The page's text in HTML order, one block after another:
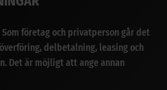
företag och privatperson går det
delbetalning, leasing och
Det är möjligt att ange annan